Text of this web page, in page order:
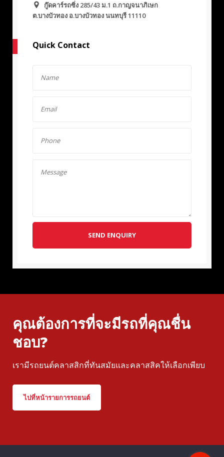
กู๊ดคาร์รถซิ่ง 285/43 ม.1 ถ.กาญจนาภิเษก
ต.บางบัวทอง อ.บางบัวทอง นนทบุรี 11110
Quick Contact
SEND ENQUIRY
คุณต้องการที่จะมีรถที่คุณชื่น
ชอบ?
เรามีรถยนต์คลาสสิกที่ทันสมัยและคลาสสิคให้เลือกเพียบ
ไปที่หน้ารายการรถยนต์